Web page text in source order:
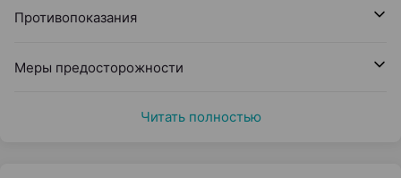
Противопоказания
Меры предосторожности
Читать полностью